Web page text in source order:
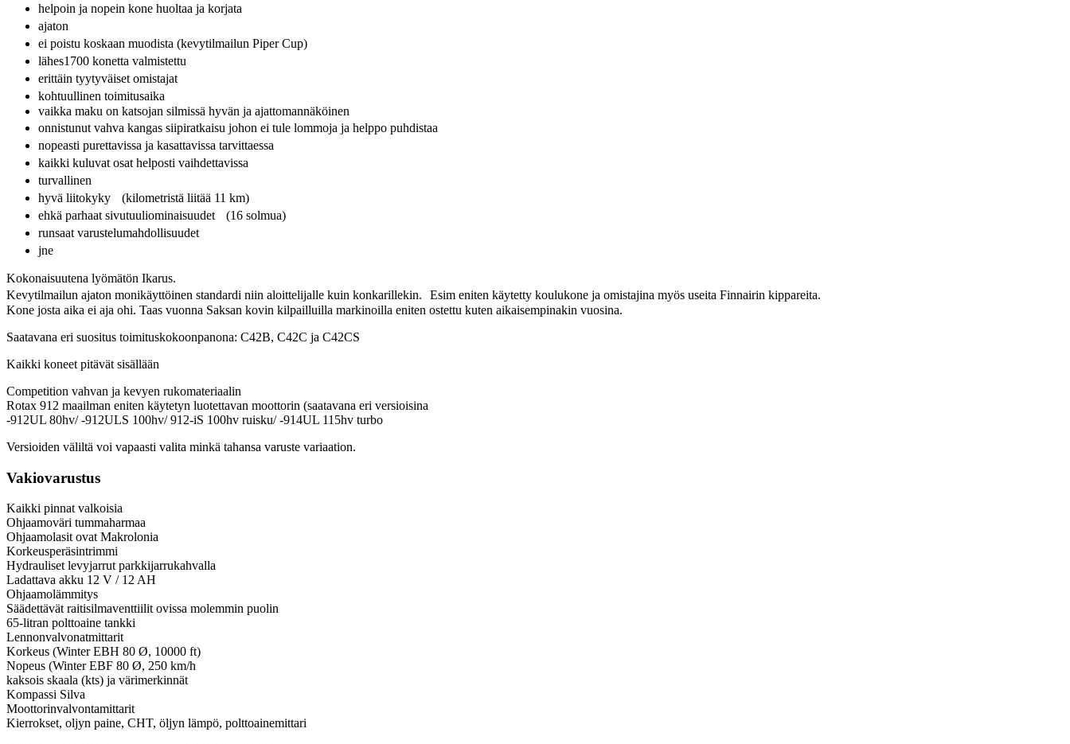
helpoin ja nopein kone huoltaa ja korjata
ajaton
ei poistu koskaan muodista (kevytilmailun Piper Cup)
lähes1700 konetta valmistettu
erittäin tyytyväiset omistajat
kohtuullinen toimitusaika
vaikka maku on katsojan silmissä hyvän ja ajattomannäköinen
onnistunut vahva kangas siipiratkaisu johon ei tule lommoja ja helppo puhdistaa
nopeasti purettavissa ja kasattavissa tarvittaessa
kaikki kuluvat osat helposti vaihdettavissa
turvallinen
hyvä liitokyky (kilometristä liitää 11 km)
ehkä parhaat sivutuuliominaisuudet (16 solmua)
runsaat varustelumahdollisuudet
jne
Kokonaisuutena lyömätön Ikarus.
Kevytilmailun ajaton monikäyttöinen standardi niin aloittelijalle kuin konkarillekin. Esim eniten käytetty koulukone ja omistajina myös useita Finnairin kippareita.
Kone josta aika ei aja ohi. Taas vuonna Saksan kovin kilpailluilla markinoilla eniten ostettu kuten aikaisempinakin vuosina.
Saatavana eri suositus toimituskokoonpanona: C42B, C42C ja C42CS
Kaikki koneet pitävät sisällään
Competition vahvan ja kevyen rukomateriaalin
Rotax 912 maailman eniten käytetyn luotettavan moottorin (saatavana eri versioisina
-912UL 80hv/ -912ULS 100hv/ 912-iS 100hv ruisku/ -914UL 115hv turbo
Versioiden väliltä voi vapaasti valita minkä tahansa varuste variaation.
Vakiovarustus
Kaikki pinnat valkoisia
Ohjaamoväri tummaharmaa
Ohjaamolasit ovat Makrolonia
Korkeusperäsintrimmi
Hydrauliset levyjarrut parkkijarrukahvalla
Ladattava akku 12 V / 12 AH
Ohjaamolämmitys
Säädettävät raitisilmaventtiilit ovissa molemmin puolin
65-litran polttoaine tankki
Lennonvalvonatmittarit
Korkeus (Winter EBH 80 Ø, 10000 ft)
Nopeus (Winter EBF 80 Ø, 250 km/h
kaksois skaala (kts) ja värimerkinnät
Kompassi Silva
Moottorinvalvontamittarit
Kierrokset, oljyn paine, CHT, öljyn lämpö, polttoainemittari